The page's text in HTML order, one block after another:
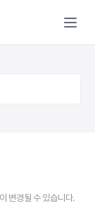
변경될 수 있습니다.